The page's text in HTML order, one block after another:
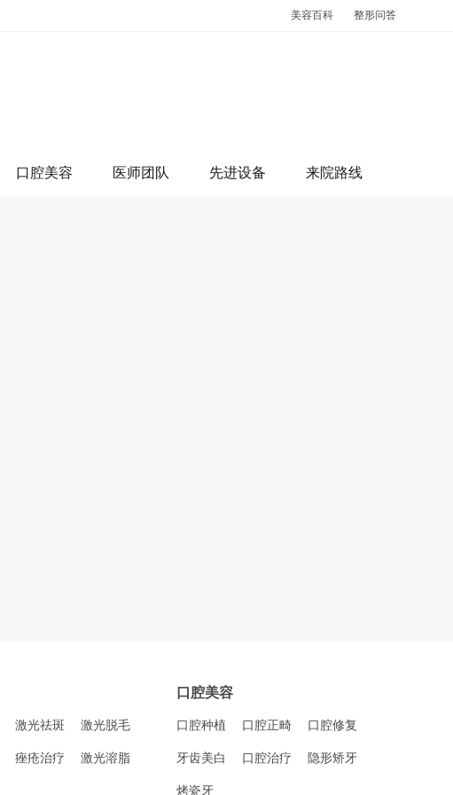
美容百科 整形问答
口腔美容 医师团队 先进设备 来院路线
激光祛斑 激光脱毛
痤疮治疗 激光溶脂
口腔美容
口腔种植 口腔正畸 口腔修复
牙齿美白 口腔治疗 隐形矫牙
烤瓷牙